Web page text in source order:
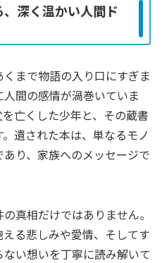
深く温かい人間ド
まで物語の入り口にすぎま
間の感情が渦巻いていま
亡くした少年と、その蔵書
遺された本は、単なるモノ
り、家族へのメッセージで
真相だけではありません。
る悲しみや愛情、そしてす
い想いを丁寧に読み解いて